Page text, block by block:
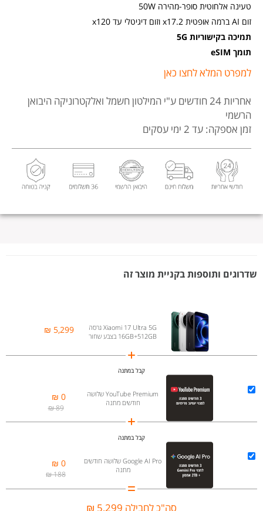
טעינה אלחוטית סופר-מהירה 50W
זום AI ברמה אופטית x17.2 וזום דיגיטלי עד x120
תמיכה בקישוריות 5G
תומך eSIM
למפרט המלא לחצו כאן
אחריות 24 חודשים
ע"י המילטון חשמל ואלקטרוניקה היבואן
הרשמי
זמן אספקה: עד 2 ימי עסקים
שדרוגים ותוספות בקניית מוצר זה
Xiaomi 17 Ultra 5G גרסה
16GB+512GB בצבע שחור
5,299 ₪
קבל במתנה
YouTube Premium שלושה
חודשים מתנה
0 ₪
89 ₪
קבל במתנה
Google AI Pro שלושה חודשים
מתנה
0 ₪
188 ₪
סה"כ לחבילה 5,299 ₪